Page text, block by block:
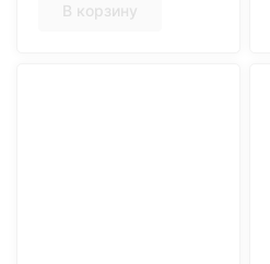
В корзину